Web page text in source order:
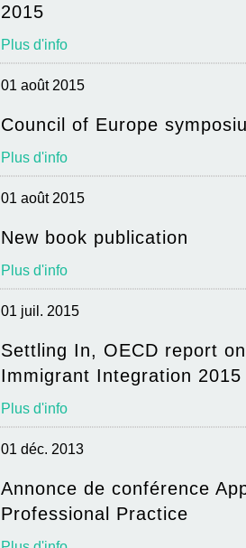
2015
Plus d'info
01 août 2015
Council of Europe
Plus d'info
01 août 2015
New book publication
Plus d'info
01 juil. 2015
Settling In, OECD report
Immigrant Integration 2015
Plus d'info
01 déc. 2013
Annonce de conférence
Professional Practice